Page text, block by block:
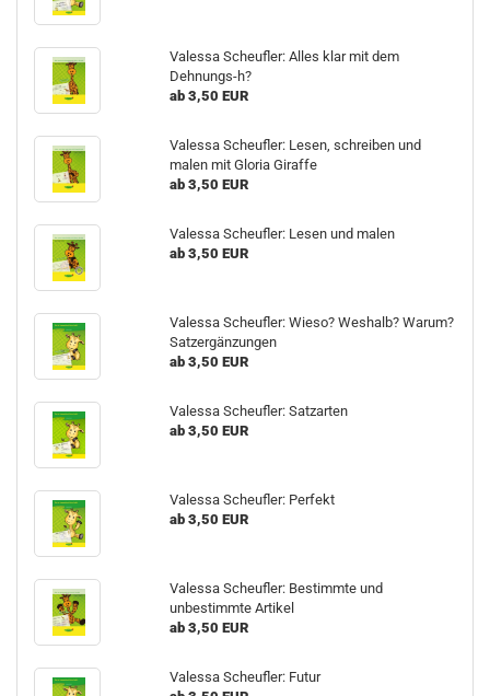
Valessa Scheufler: Alles klar mit dem
Dehnungs-h?
ab 3,50 EUR
Valessa Scheufler: Lesen, schreiben und
malen mit Gloria Giraffe
ab 3,50 EUR
Valessa Scheufler: Lesen und malen
ab 3,50 EUR
Valessa Scheufler: Wieso? Weshalb? Warum?
Satzergänzungen
ab 3,50 EUR
Valessa Scheufler: Satzarten
ab 3,50 EUR
Valessa Scheufler: Perfekt
ab 3,50 EUR
Valessa Scheufler: Bestimmte und
unbestimmte Artikel
ab 3,50 EUR
Valessa Scheufler: Futur